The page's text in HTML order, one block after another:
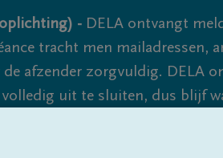
- DELA ontvangt
tracht men mailadressen,
afzender zorgvuldig. DELA
uit te sluiten, dus blijf